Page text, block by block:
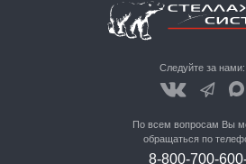
Следуйте за нами:
По всем вопросам Вы
обращаться по
8-800-700-